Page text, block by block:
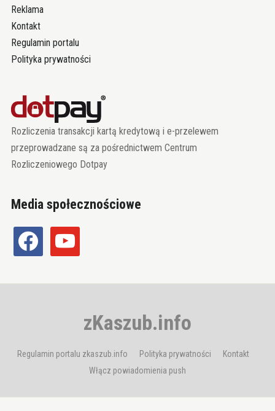
Reklama
Kontakt
Regulamin portalu
Polityka prywatności
Rozliczenia transakcji kartą kredytową i e-przelewem
przeprowadzane są za pośrednictwem Centrum
Rozliczeniowego Dotpay
Media społecznościowe
facebook youtube
zKaszub.info
Regulamin portalu zkaszub.info Polityka prywatności
Kontakt
Włącz powiadomienia push